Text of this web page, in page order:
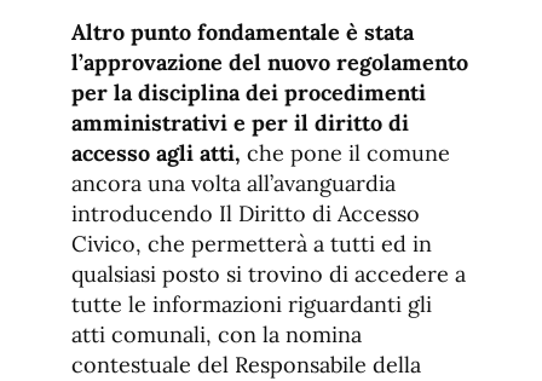
Altro punto fondamentale è stata
l’approvazione del nuovo regolamento
per la disciplina dei procedimenti
amministrativi e per il diritto di
accesso agli atti, che pone il comune
ancora una volta all’avanguardia
introducendo Il Diritto di Accesso
Civico, che permetterà a tutti ed in
qualsiasi posto si trovino di accedere a
tutte le informazioni riguardanti gli
atti comunali, con la nomina
contestuale del Responsabile della